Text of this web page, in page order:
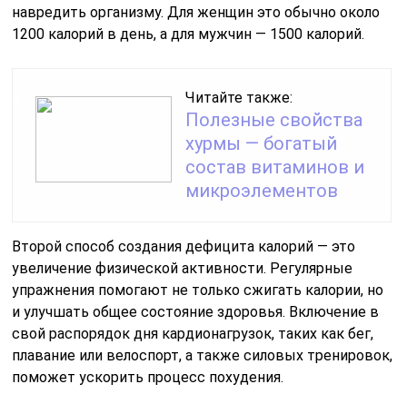
навредить организму. Для женщин это обычно около
1200 калорий в день, а для мужчин — 1500 калорий.
Читайте также:
Полезные свойства
хурмы — богатый
состав витаминов и
микроэлементов
Второй способ создания дефицита калорий — это
увеличение физической активности. Регулярные
упражнения помогают не только сжигать калории, но
и улучшать общее состояние здоровья. Включение в
свой распорядок дня кардионагрузок, таких как бег,
плавание или велоспорт, а также силовых тренировок,
поможет ускорить процесс похудения.